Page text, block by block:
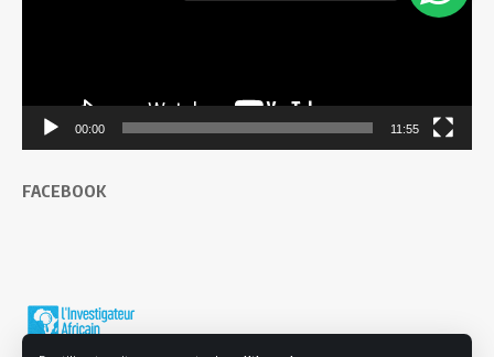
00:00 11:55
FACEBOOK